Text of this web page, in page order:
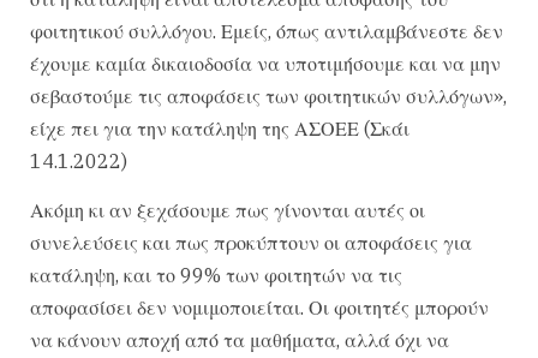
φοιτητικού συλλόγου. Εμείς, όπως αντιλαμβάνεστε δεν
έχουμε καμία δικαιοδοσία να υποτιμήσουμε και να μην
σεβαστούμε τις αποφάσεις των φοιτητικών συλλόγων»,
είχε πει για την κατάληψη της ΑΣΟΕΕ (Σκάι
14.1.2022)
Ακόμη κι αν ξεχάσουμε πως γίνονται αυτές οι
συνελεύσεις και πως προκύπτουν οι αποφάσεις για
κατάληψη, και το 99% των φοιτητών να τις
αποφασίσει δεν νομιμοποιείται. Οι φοιτητές μπορούν
να κάνουν αποχή από τα μαθήματα, αλλά όχι να